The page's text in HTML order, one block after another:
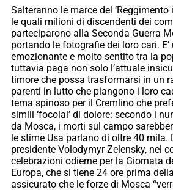
Salteranno le marce del ‘Reggimento
le quali milioni di discendenti dei
parteciparono alla Seconda Guerra
portando le fotografie dei loro cari.
emozionante e molto sentito tra la
tuttavia paga non solo l’attuale
timore che possa trasformarsi in un
parenti in lutto che piangono i loro
tema spinoso per il Cremlino che
simili ‘focolai’ di dolore: secondo i
da Mosca, i morti sul campo
le stime Usa parlano di oltre 40 mila.
presidente Volodymyr Zelensky, nel
celebrazioni odierne per la Giornata
Europa, che si tiene 24 ore prima
assicurato che le forze di Mosca